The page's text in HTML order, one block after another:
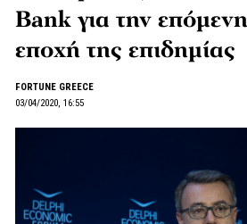
Bank για την
εποχή της επιδημίας
FORTUNE GREECE
03/04/2020, 16:55